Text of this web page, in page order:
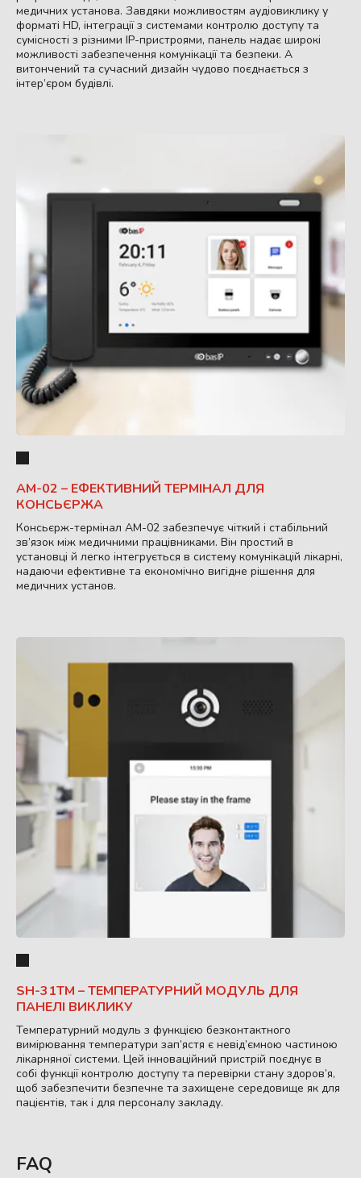
медичних установа. Завдяки можливостям аудіовиклику у
форматі HD, інтеграції з системами контролю доступу та
сумісності з різними IP-пристроями, панель надає широкі
можливості забезпечення комунікації та безпеки. А
витончений та сучасний дизайн чудово поєднається з
інтер’єром будівлі.
AM-02 – ЕФЕКТИВНИЙ ТЕРМІНАЛ ДЛЯ
КОНСЬЄРЖА
Консьєрж-термінал AM-02 забезпечує чіткий і стабільний
зв’язок між медичними працівниками. Він простий в
установці й легко інтегрується в систему комунікацій лікарні,
надаючи ефективне та економічно вигідне рішення для
медичних установ.
SH-31TM – ТЕМПЕРАТУРНИЙ МОДУЛЬ ДЛЯ
ПАНЕЛІ ВИКЛИКУ
Температурний модуль з функцією безконтактного
вимірювання температури зап’ястя є невід’ємною частиною
лікарняної системи. Цей інноваційний пристрій поєднує в
собі функції контролю доступу та перевірки стану здоров’я,
щоб забезпечити безпечне та захищене середовище як для
пацієнтів, так і для персоналу закладу.
FAQ